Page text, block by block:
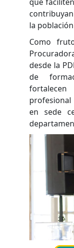
la
Como
desde la
de
en sede